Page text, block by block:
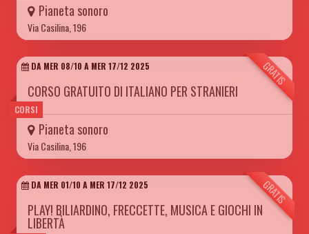
Pianeta sonoro
Via Casilina, 196
CORSI
GRATIS
DA MER 08/10 A MER 17/12 2025
CORSO GRATUITO DI ITALIANO PER STRANIERI
Pianeta sonoro
Via Casilina, 196
GRATIS
DA MER 01/10 A MER 17/12 2025
PLAY! BILIARDINO, FRECCETTE, MUSICA E GIOCHI IN
LIBERTÀ